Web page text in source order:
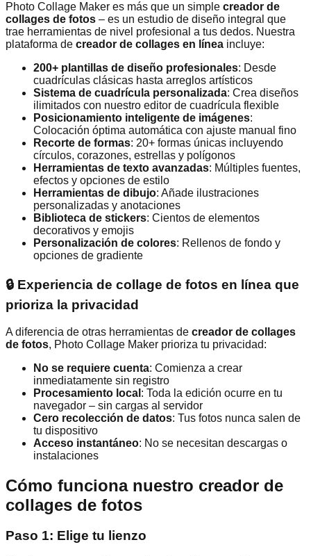
Photo Collage Maker es más que un simple creador de
collages de fotos – es un estudio de diseño integral que
trae herramientas de nivel profesional a tus dedos. Nuestra
plataforma de creador de collages en línea incluye:
200+ plantillas de diseño profesionales: Desde
cuadrículas clásicas hasta arreglos artísticos
Sistema de cuadrícula personalizada: Crea diseños
ilimitados con nuestro editor de cuadrícula flexible
Posicionamiento inteligente de imágenes:
Colocación óptima automática con ajuste manual fino
Recorte de formas: 20+ formas únicas incluyendo
círculos, corazones, estrellas y polígonos
Herramientas de texto avanzadas: Múltiples fuentes,
efectos y opciones de estilo
Herramientas de dibujo: Añade ilustraciones
personalizadas y anotaciones
Biblioteca de stickers: Cientos de elementos
decorativos y emojis
Personalización de colores: Rellenos de fondo y
opciones de gradiente
🔒 Experiencia de collage de fotos en línea que
prioriza la privacidad
A diferencia de otras herramientas de creador de collages
de fotos, Photo Collage Maker prioriza tu privacidad:
No se requiere cuenta: Comienza a crear
inmediatamente sin registro
Procesamiento local : Toda la edición ocurre en tu
navegador – sin cargas al servidor
Cero recolección de datos: Tus fotos nunca salen de
tu dispositivo
Acceso instantáneo: No se necesitan descargas o
instalaciones
Cómo funciona nuestro creador de
collages de fotos
Paso 1: Elige tu lienzo